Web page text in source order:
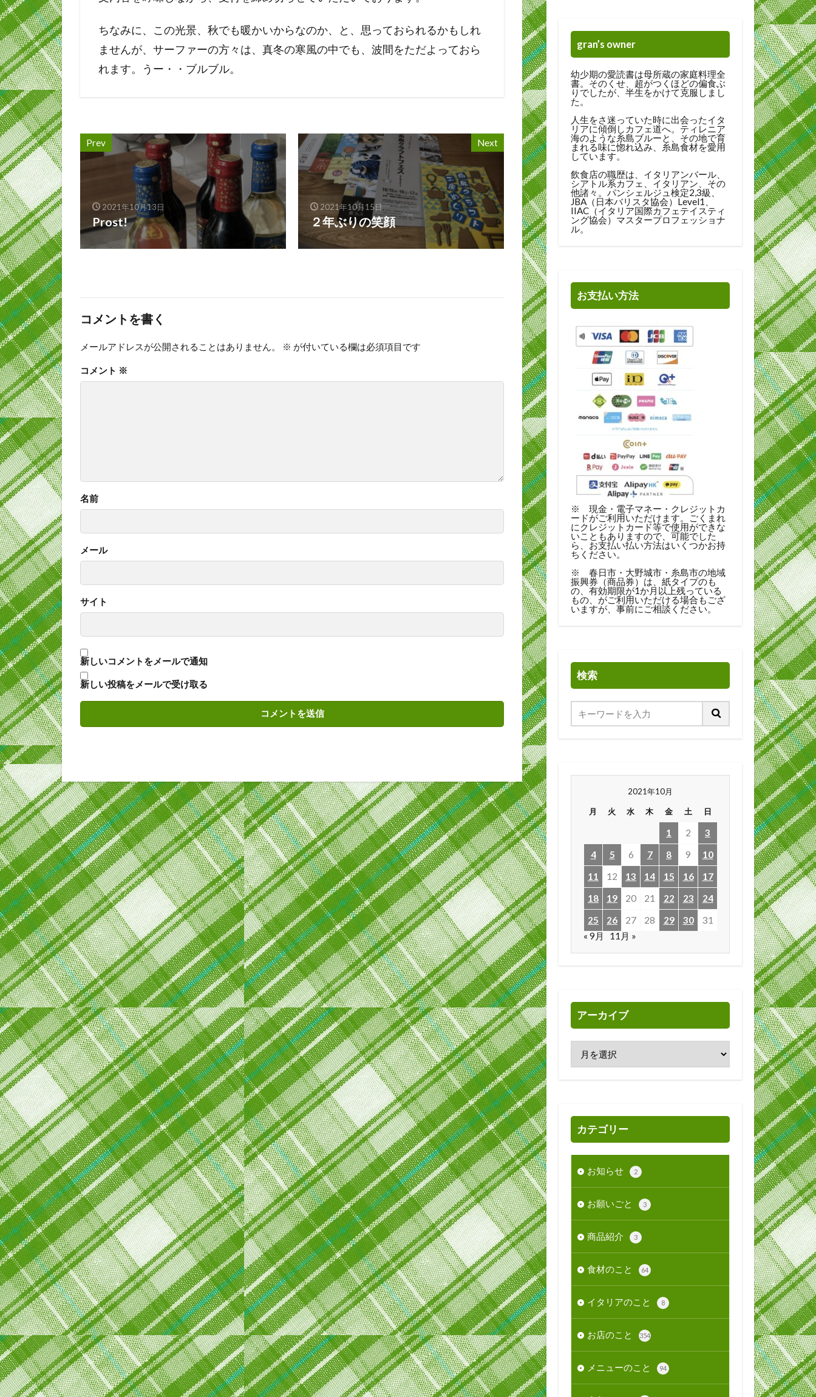
ちなみに、この光景、秋でも暖かいからなのか、と、思っておられるかもしれ
ませんが、サーファーの方々は、真冬の寒風の中でも、波間をただよっておら
れます。うー・・ブルブル。
Prev
2021年10月13日
Prost!
Next
2021年10月15日
２年ぶりの笑顔
コメントを書く
メールアドレスが公開されることはありません。 ※ が付いている欄は必須項目です
コメント ※
名前
メール
サイト
新しいコメントをメールで通知
新しい投稿をメールで受け取る
gran’s owner
幼少期の愛読書は母所蔵の家庭料理全
書。そのくせ、超がつくほどの偏食ぶ
りでしたが、半生をかけて克服しまし
た。
人生をさ迷っていた時に出会ったイタ
リアに傾倒しカフェ道へ。ティレニア
海のような糸島ブルーと、その地で育
まれる味に惚れ込み、糸島食材を愛用
しています。
飲食店の職歴は、イタリアンバール、
シアトル系カフェ、イタリアン、その
他諸々。パンシェルジュ検定2,3級、
JBA（日本バリスタ協会）Level1、
IIAC（イタリア国際カフェテイスティ
ング協会）マスタープロフェッショナ
ル。
お支払い方法
※ 現金・電子マネー・クレジットカ
ードがご利用いただけます。ごくまれ
にクレジットカード等で使用ができな
いこともありますので、可能でした
ら、お支払い払い方法はいくつかお持
ちください。
※ 春日市・大野城市・糸島市の地域
振興券（商品券）は、紙タイプのも
の、有効期限が1か月以上残っている
もの、がご利用いただける場合もござ
いますが、事前にご相談ください。
検索
2021年10月
月 火 水 木 金 土 日
1 2
3
4
5 6 7 8 9
10
11
12 13 14 15 16
17
18
19 20 21 22 23
24
25
26 27 28 29 30
31
« 9月
11月 »
アーカイブ
カテゴリー
お知らせ 2
お願いごと 3
商品紹介 3
食材のこと 64
イタリアのこと 8
お店のこと 354
メニューのこと 94